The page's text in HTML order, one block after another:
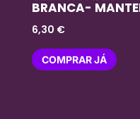
BRANCA-
6,30 €
COMPRAR JÁ